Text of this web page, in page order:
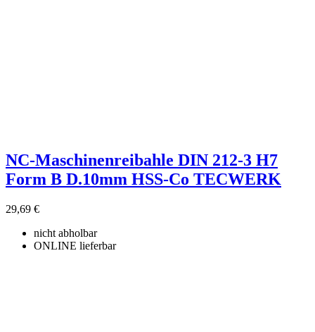
NC-Maschinenreibahle DIN 212-3 H7
Form B D.10mm HSS-Co TECWERK
29,69 €
nicht abholbar
ONLINE lieferbar